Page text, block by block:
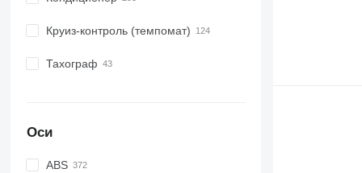
Круиз-контроль (темпомат)
Тахограф
Оси
ABS